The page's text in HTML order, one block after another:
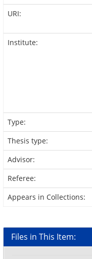
URI:
Institute:
Type:
Thesis type:
Advisor:
Referee:
Appears in Collections:
Files in This Item: